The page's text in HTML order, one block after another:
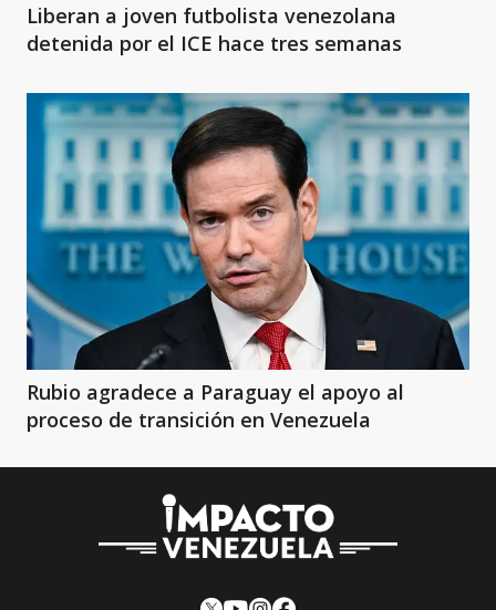
Liberan a joven futbolista venezolana
detenida por el ICE hace tres semanas
Rubio agradece a Paraguay el apoyo al
proceso de transición en Venezuela